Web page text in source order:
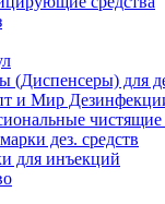
(Диспенсеры) для
и Мир
дез. средств
для инъекций